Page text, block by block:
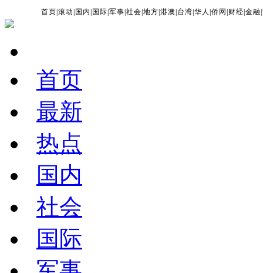
首页 |滚动 国内 国际 |军事 |社会 |地方 |港澳 台湾 |华人 |侨网 财经 |金融 |
首页
最新
热点
国内
社会
国际